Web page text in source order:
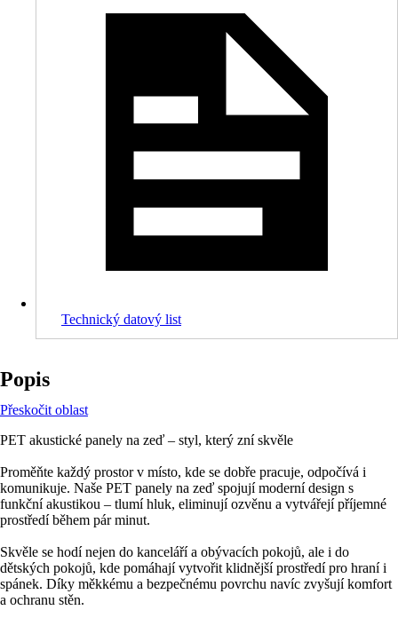
Technický datový list
Popis
Přeskočit oblast
PET akustické panely na zeď – styl, který zní skvěle
Proměňte každý prostor v místo, kde se dobře pracuje, odpočívá i
komunikuje. Naše PET panely na zeď spojují moderní design s
funkční akustikou – tlumí hluk, eliminují ozvěnu a vytvářejí příjemné
prostředí během pár minut.
Skvěle se hodí nejen do kanceláří a obývacích pokojů, ale i do
dětských pokojů, kde pomáhají vytvořit klidnější prostředí pro hraní i
spánek. Díky měkkému a bezpečnému povrchu navíc zvyšují komfort
a ochranu stěn.